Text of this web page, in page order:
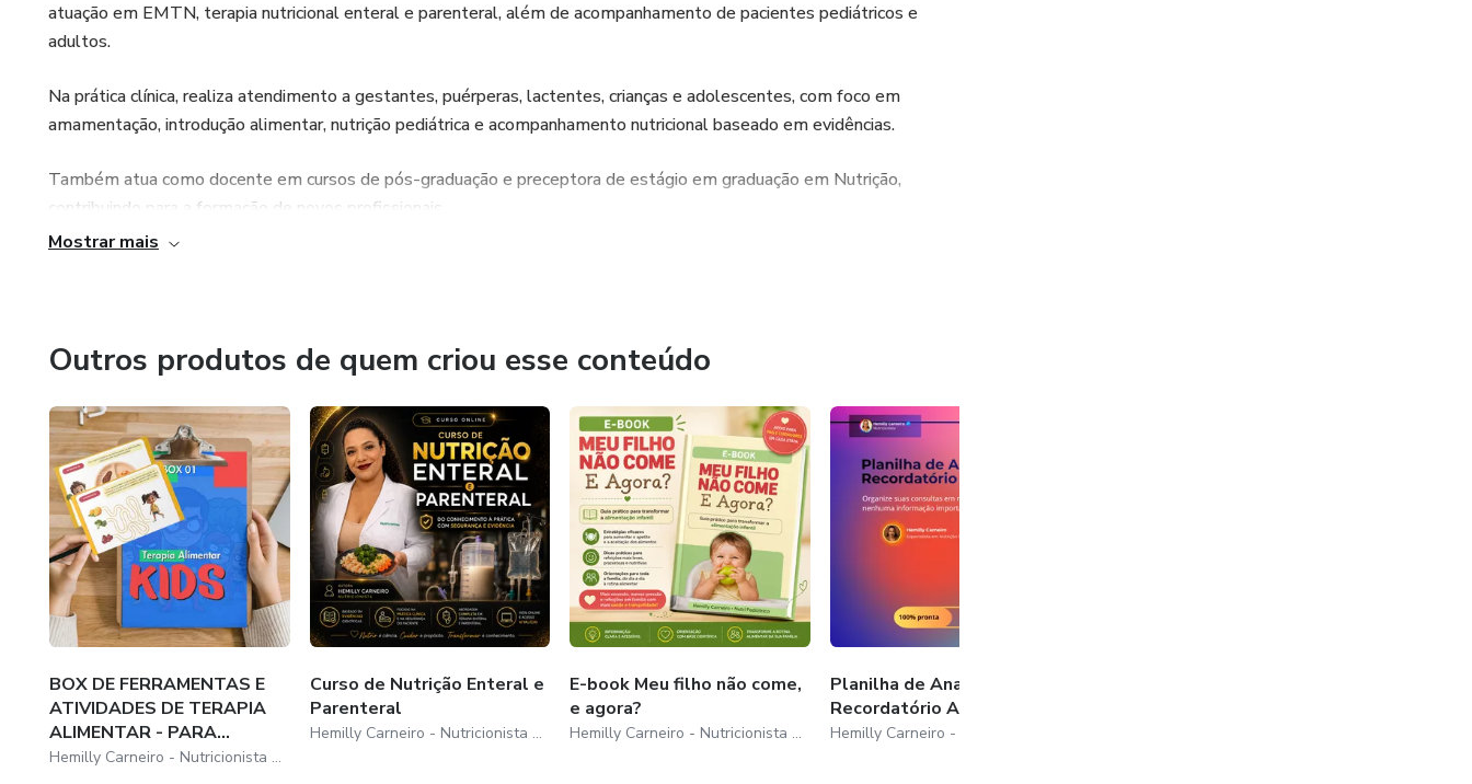
atuação em EMTN, terapia nutricional enteral e parenteral, além de acompanhamento de pacientes pediátricos e
adultos.
Na prática clínica, realiza atendimento a gestantes, puérperas, lactentes, crianças e adolescentes, com foco em
amamentação, introdução alimentar, nutrição pediátrica e acompanhamento nutricional baseado em evidências.
Também atua como docente em cursos de pós-graduação e preceptora de estágio em graduação em Nutrição,
contribuindo para a formação de novos profissionais.
Mostrar mais
Outros produtos de quem criou esse conteúdo
BOX DE FERRAMENTAS E
ATIVIDADES DE TERAPIA
ALIMENTAR - PARA...
Hemilly Carneiro - Nutricionista Clínica e Materno Infantil
Curso de Nutrição Enteral e
Parenteral
Hemilly Carneiro - Nutricionista Clínica e Materno Infantil
E-book Meu filho não come,
e agora?
Hemilly Carneiro - Nutricionista Clínica e Materno Infantil
Planilha de Anamnese +
Recordatório Alimentar